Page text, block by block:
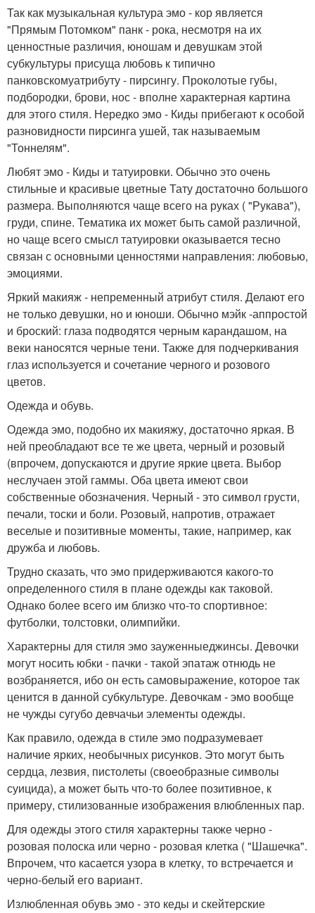
Так как музыкальная культура эмо - кор является
"Прямым Потомком" панк - рока, несмотря на их
ценностные различия, юношам и девушкам этой
субкультуры присуща любовь к типично
панковскомуатрибуту - пирсингу. Проколотые губы,
подбородки, брови, нос - вполне характерная картина
для этого стиля. Нередко эмо - Киды прибегают к особой
разновидности пирсинга ушей, так называемым
"Тоннелям".
Любят эмо - Киды и татуировки. Обычно это очень
стильные и красивые цветные Тату достаточно большого
размера. Выполняются чаще всего на руках ( "Рукава"),
груди, спине. Тематика их может быть самой различной,
но чаще всего смысл татуировки оказывается тесно
связан с основными ценностями направления: любовью,
эмоциями.
Яркий макияж - непременный атрибут стиля. Делают его
не только девушки, но и юноши. Обычно мэйк -аппростой
и броский: глаза подводятся черным карандашом, на
веки наносятся черные тени. Также для подчеркивания
глаз используется и сочетание черного и розового
цветов.
Одежда и обувь.
Одежда эмо, подобно их макияжу, достаточно яркая. В
ней преобладают все те же цвета, черный и розовый
(впрочем, допускаются и другие яркие цвета. Выбор
неслучаен этой гаммы. Оба цвета имеют свои
собственные обозначения. Черный - это символ грусти,
печали, тоски и боли. Розовый, напротив, отражает
веселые и позитивные моменты, такие, например, как
дружба и любовь.
Трудно сказать, что эмо придерживаются какого-то
определенного стиля в плане одежды как таковой.
Однако более всего им близко что-то спортивное:
футболки, толстовки, олимпийки.
Характерны для стиля эмо зауженныеджинсы. Девочки
могут носить юбки - пачки - такой эпатаж отнюдь не
возбраняется, ибо он есть самовыражение, которое так
ценится в данной субкультуре. Девочкам - эмо вообще
не чужды сугубо девчачьи элементы одежды.
Как правило, одежда в стиле эмо подразумевает
наличие ярких, необычных рисунков. Это могут быть
сердца, лезвия, пистолеты (своеобразные символы
суицида), а может быть что-то более позитивное, к
примеру, стилизованные изображения влюбленных пар.
Для одежды этого стиля характерны также черно -
розовая полоска или черно - розовая клетка ( "Шашечка".
Впрочем, что касается узора в клетку, то встречается и
черно-белый его вариант.
Излюбленная обувь эмо - это кеды и скейтерские